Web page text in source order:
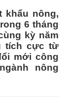
khẩu nông,
6 tháng
kỳ năm
tích cực từ
mới công
nông